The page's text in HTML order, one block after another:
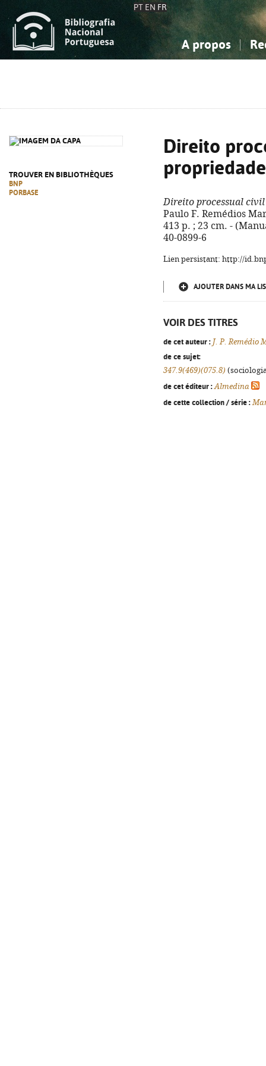
PT EN FR
A propos
TROUVER EN BIBLIOTHÈQUES
BNP
PORBASE
Direito
Direito processual
Paulo F. Remédios
413 p. ; 23 cm. -
40-0899-6
Lien persistant: http://
AJOUTER DANS MA
VOIR DES TITRES
de cet auteur : J. P. Remédio
de ce sujet:
347.9(469)(075.8)
de cet éditeur : Almedina
de cette collection / série :